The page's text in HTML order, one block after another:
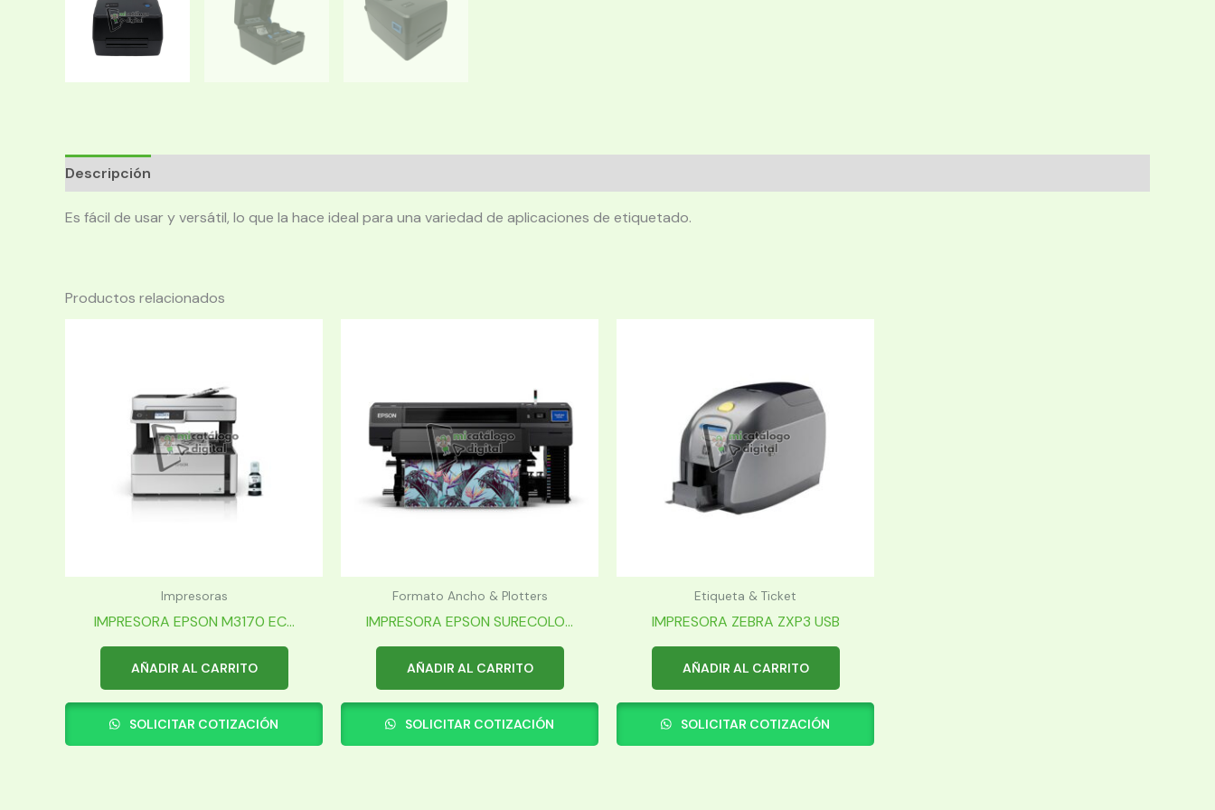
Descripción
Es fácil de usar y versátil, lo que la hace ideal para una variedad de aplicaciones de etiquetado.
Productos relacionados
Impresoras
IMPRESORA EPSON M3170 EC...
AÑADIR AL CARRITO
SOLICITAR COTIZACIÓN
Formato Ancho & Plotters
IMPRESORA EPSON SURECOLO...
AÑADIR AL CARRITO
SOLICITAR COTIZACIÓN
Etiqueta & Ticket
IMPRESORA ZEBRA ZXP3 USB
AÑADIR AL CARRITO
SOLICITAR COTIZACIÓN